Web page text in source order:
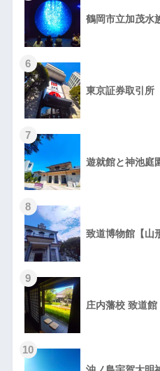
鶴岡市立加茂水
6
東京証券取引所
7
遊就館と神池庭
8
致道博物館【山
9
庄内藩校 致道館
10